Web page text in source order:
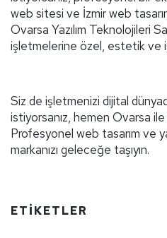
web sitesi ve İzmir web
Ovarsa Yazılım Teknolojileri
işletmelerine özel, estetik ve
Siz de işletmenizi dijital
istiyorsanız, hemen Ovarsa
Profesyonel web tasarım ve
markanızı geleceğe taşıyın.
ETIKETLER